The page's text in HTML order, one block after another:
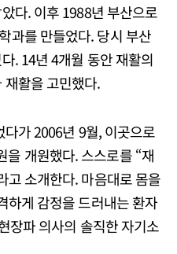
다. 이후 1988년 부산으로
과를 만들었다. 당시 부산
. 14년 4개월 동안 재활의
활을 고민했다.
가 2006년 9월, 이곳으로
을 개원했다. 스스로를 “재
고 소개한다. 마음대로 몸을
하게 감정을 드러내는 환자
장파 의사의 솔직한 자기소